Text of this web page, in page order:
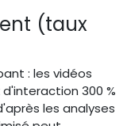
(taux
: les vidéos
300 %
les analyses